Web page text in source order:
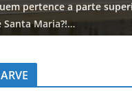
pertence a parte
Santa Maria?!…